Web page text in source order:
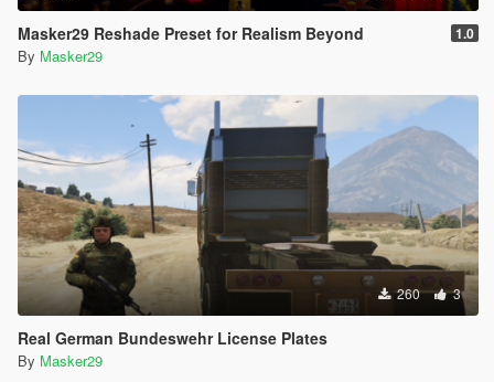
Masker29 Reshade Preset for Realism Beyond 1.0
By Masker29
260 3
Real German Bundeswehr License Plates
By Masker29